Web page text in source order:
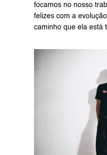
focamos no nosso
felizes com a
caminho que ela está